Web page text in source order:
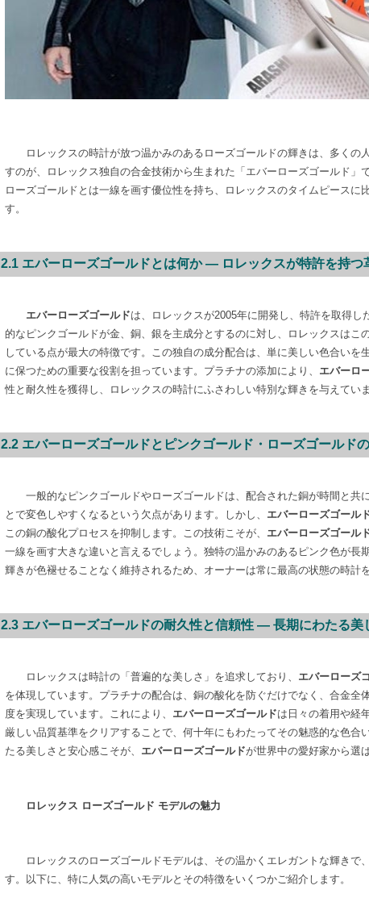
ロレックスの時計が放つ温かみのあるローズゴールドの輝きは、多くの
すのが、ロレックス独自の合金技術から生まれた「エバーローズゴールド」
ローズゴールドとは一線を画す優位性を持ち、ロレックスのタイムピースに
す。
2.1 エバーローズゴールドとは何か — ロレックスが特許を持つ
エバーローズゴールドは、ロレックスが2005年に開発し、特許を取得し
的なピンクゴールドが金、銅、銀を主成分とするのに対し、ロレックスはこ
している点が最大の特徴です。この独自の成分配合は、単に美しい色合いを
に保つための重要な役割を担っています。プラチナの添加により、 エバーロ
性と耐久性を獲得し、ロレックスの時計にふさわしい特別な輝きを与えていま
2.2 エバーローズゴールドとピンクゴールド・ローズゴールド
一般的なピンクゴールドやローズゴールドは、配合された銅が時間と共
とで変色しやすくなるという欠点があります。しかし、 エバーローズゴール
この銅の酸化プロセスを抑制します。この技術こそが、 エバーローズゴール
一線を画す大きな違いと言えるでしょう。独特の温かみのあるピンク色が長
輝きが色褪せることなく維持されるため、オーナーは常に最高の状態の時計
2.3 エバーローズゴールドの耐久性と信頼性 — 長期にわたる美
ロレックスは時計の「普遍的な美しさ」を追求しており、 エバーローズ
を体現しています。プラチナの配合は、銅の酸化を防ぐだけでなく、合金全
度を実現しています。これにより、 エバーローズゴールドは日々の着用や経
厳しい品質基準をクリアすることで、何十年にもわたってその魅惑的な色合
たる美しさと安心感こそが、 エバーローズゴールドが世界中の愛好家から選
ロレックス ローズゴールド モデルの魅力
ロレックスのローズゴールドモデルは、その温かくエレガントな輝きで
す。以下に、特に人気の高いモデルとその特徴をいくつかご紹介します。